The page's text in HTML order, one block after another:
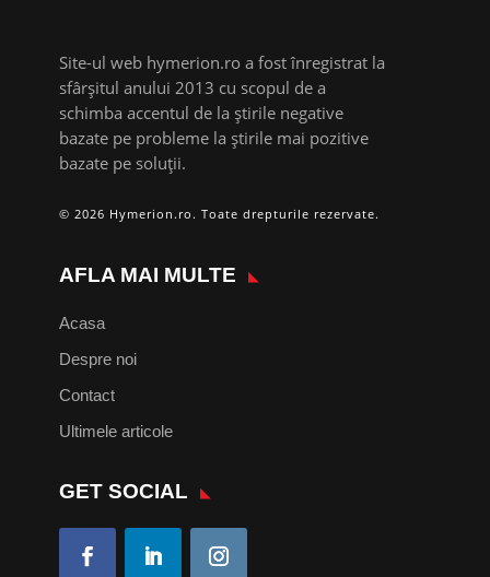
Site-ul web hymerion.ro a fost înregistrat la
sfârșitul anului 2013 cu scopul de a
schimba accentul de la știrile negative
bazate pe probleme la știrile mai pozitive
bazate pe soluții.
© 2026 Hymerion.ro. Toate drepturile rezervate.
AFLA MAI MULTE
Acasa
Despre noi
Contact
Ultimele articole
GET SOCIAL